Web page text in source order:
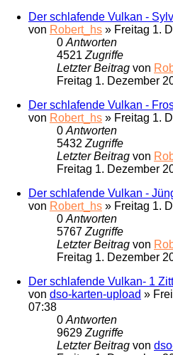
Der schlafende Vulkan -
von Robert_hs » Freitag 1.
0Antworten
4521Zugriffe
Letzter Beitrag von
Freitag 1. Dezember
Der schlafende Vulkan -
von Robert_hs » Freitag 1.
0Antworten
5432Zugriffe
Letzter Beitrag von
Freitag 1. Dezember
Der schlafende Vulkan -
von Robert_hs » Freitag 1.
0Antworten
5767Zugriffe
Letzter Beitrag von
Freitag 1. Dezember
Der schlafende Vulkan- 1
von dso-karten-upload »
07:38
0Antworten
9629Zugriffe
Letzter Beitrag von